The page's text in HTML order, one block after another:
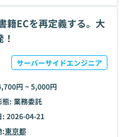
籍ECを再定義する。大
サーバーサイドエンジニア
円 ~ 5,000円
態: 業務委託
: 2026-04-21
:東京都